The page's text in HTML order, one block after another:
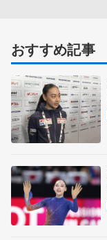
おすすめ記事